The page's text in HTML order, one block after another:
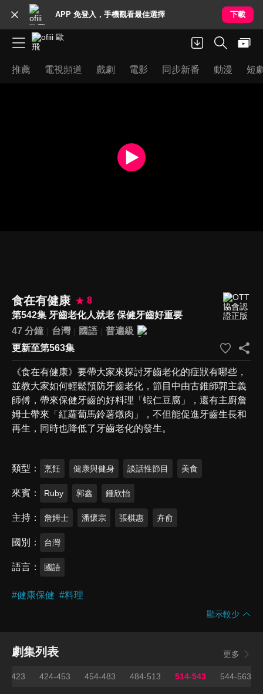
APP 免登入，手機觀看最佳選擇 下載
推薦 電視頻道 戲劇 電影 同步新番 動漫 短
食在有健康
8
第542集 牙齒老化人就老 保健牙齒好重要
47 分鐘
台灣 國語
普遍級
更新至第563集
《食在有健康》要帶大家來探討牙齒老化的症狀有哪些，
並教大家如何輕鬆預防牙齒老化，節目中由古錐師郭主義
師傅，帶來保健牙齒的好料理「蝦仁豆腐」，還有主廚詹
姆士帶來「紅蘿蔔馬鈴薯燉肉」，不但能促進牙齒生長和
再生，同時也降低了牙齒老化的發生。
類型 烹飪 健康與健身 談話性節目 美食
來賓 Ruby 郭鑫 鍾欣怡
主持 詹姆士 潘懷宗 張棋惠 卉俞
國別 台灣
語言 國語
#健康保健 #料理
顯示較少
劇集列表 更多
423 424-453 454-483 484-513 514-543 544-563